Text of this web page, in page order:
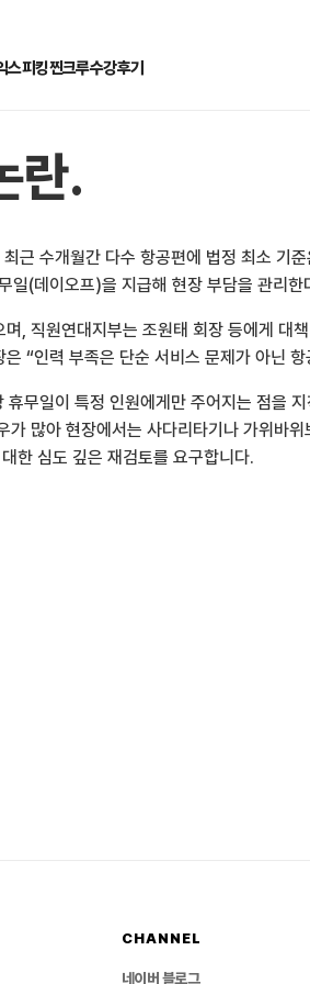
스피킹찐크루수강후기
란.
근 수개월간 다수 항공편에 법정 최소 기
일(데이오프)을 지급해 현장 부담을 관리한
직원연대지부는 조원태 회장 등에게 대
“인력 부족은 단순 서비스 문제가 아닌
무일이 특정 인원에게만 주어지는 점
많아 현장에서는 사다리타기나 가위바
한 심도 깊은 재검토를 요구합니다.
CHANNEL
네이버 블로그